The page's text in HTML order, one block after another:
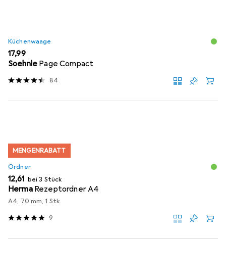
Küchenwaage
EUR
17,99
Soehnle Page Compact
84
MENGENRABATT
Ordner
EUR
12,61 bei 3 Stück
Herma Rezeptordner A4
A4, 70 mm, 1 Stk.
9